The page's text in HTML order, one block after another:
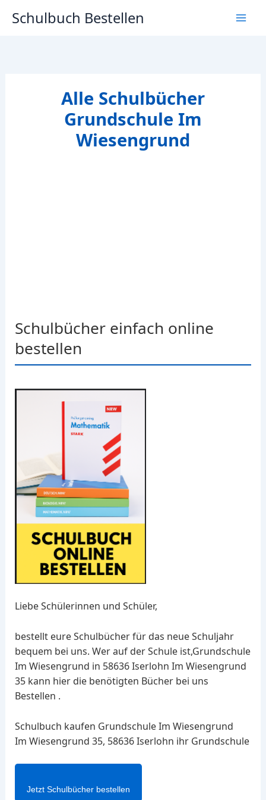
InhaltSchulbuch Bestellen
Alle Schulbücher
Grundschule Im
Wiesengrund
Schulbücher einfach online
bestellen
Liebe Schülerinnen und Schüler,
bestellt eure Schulbücher für das neue Schuljahr
bequem bei uns. Wer auf der Schule ist,Grundschule
Im Wiesengrund in 58636 Iserlohn Im Wiesengrund
35 kann hier die benötigten Bücher bei uns
Bestellen .
Schulbuch kaufen Grundschule Im Wiesengrund
Im Wiesengrund 35, 58636 Iserlohn ihr Grundschule
Jetzt Schulbücher bestellen